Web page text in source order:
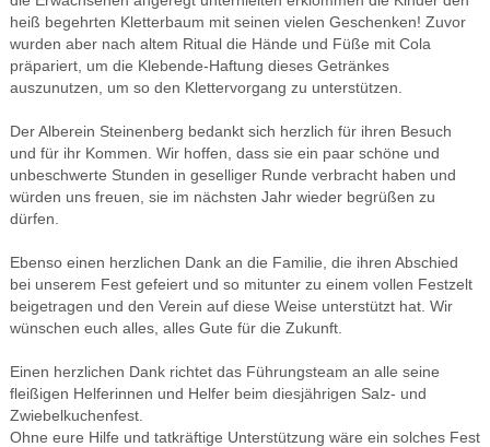
heiß begehrten Kletterbaum mit seinen vielen Geschenken! Zuvor
wurden aber nach altem Ritual die Hände und Füße mit Cola
präpariert, um die Klebende-Haftung dieses Getränkes
auszunutzen, um so den Klettervorgang zu unterstützen.
Der Alberein Steinenberg bedankt sich herzlich für ihren Besuch
und für ihr Kommen. Wir hoffen, dass sie ein paar schöne und
unbeschwerte Stunden in geselliger Runde verbracht haben und
würden uns freuen, sie im nächsten Jahr wieder begrüßen zu
dürfen.
Ebenso einen herzlichen Dank an die Familie, die ihren Abschied
bei unserem Fest gefeiert und so mitunter zu einem vollen Festzelt
beigetragen und den Verein auf diese Weise unterstützt hat. Wir
wünschen euch alles, alles Gute für die Zukunft.
Einen herzlichen Dank richtet das Führungsteam an alle seine
fleißigen Helferinnen und Helfer beim diesjährigen Salz- und
Zwiebelkuchenfest.
Ohne eure Hilfe und tatkräftige Unterstützung wäre ein solches Fest